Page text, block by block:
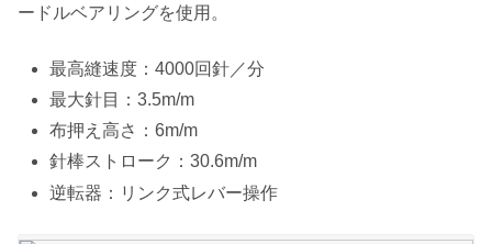
ードルベアリングを使用。
最高縫速度：4000回針／分
最大針目：3.5m/m
布押え高さ：6m/m
針棒ストローク：30.6m/m
逆転器：リンク式レバー操作